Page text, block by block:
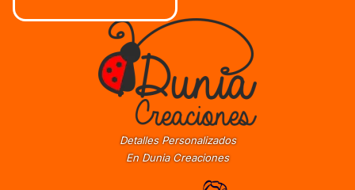
Detalles Personalizados
En Dunia Creaciones